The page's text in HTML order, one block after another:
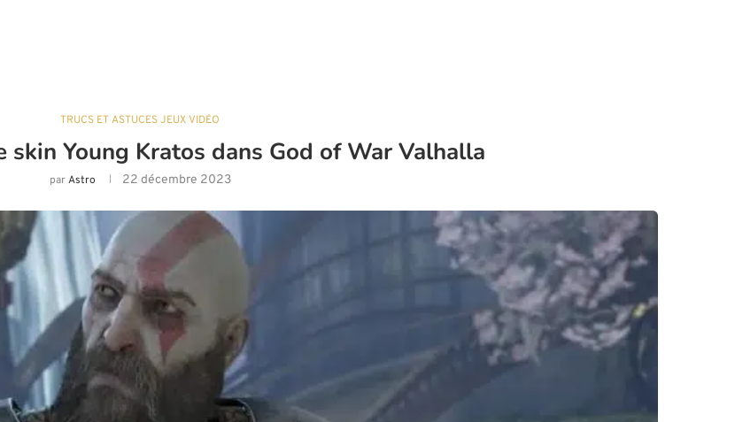
TRUCS ET ASTUCES JEUX VIDÉO
skin Young Kratos dans God of War Valhalla
parAstro 22 décembre 2023